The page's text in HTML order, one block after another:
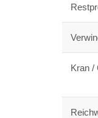
Kran /